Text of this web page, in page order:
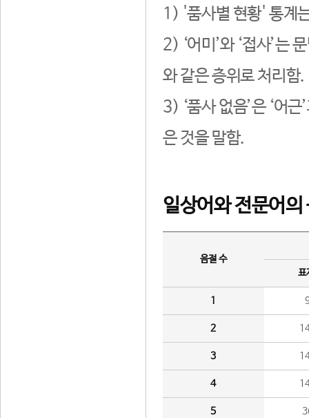
1) '품사별 현황' 통계
2) ‘어미’와 ‘접사’는
와 같은 층위로 처리함.
3) ‘품사 없음’은 ‘어
은 것을 말함.
일상어와 전문어의
음절 수
표
1
2
3
4
5